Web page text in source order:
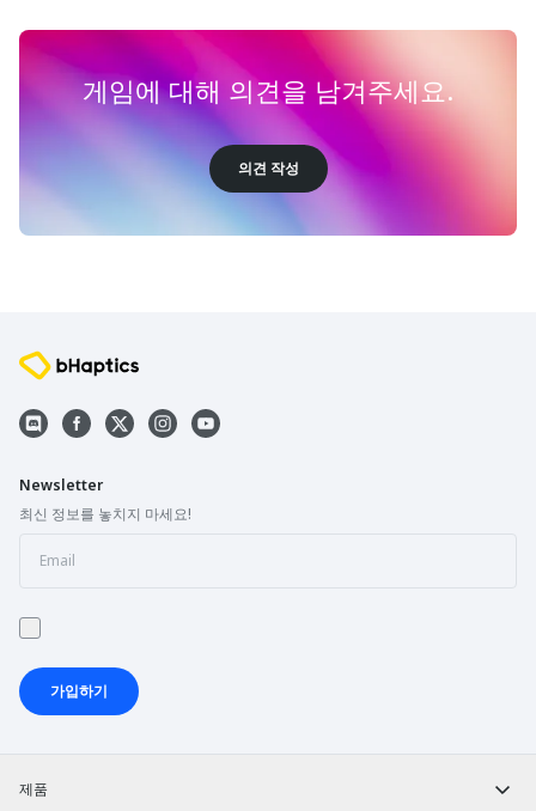
게임에 대해 의견을 남겨주세요.
의견 작성
제품
Newsletter
최신 정보를 놓치지 마세요!
가입하기